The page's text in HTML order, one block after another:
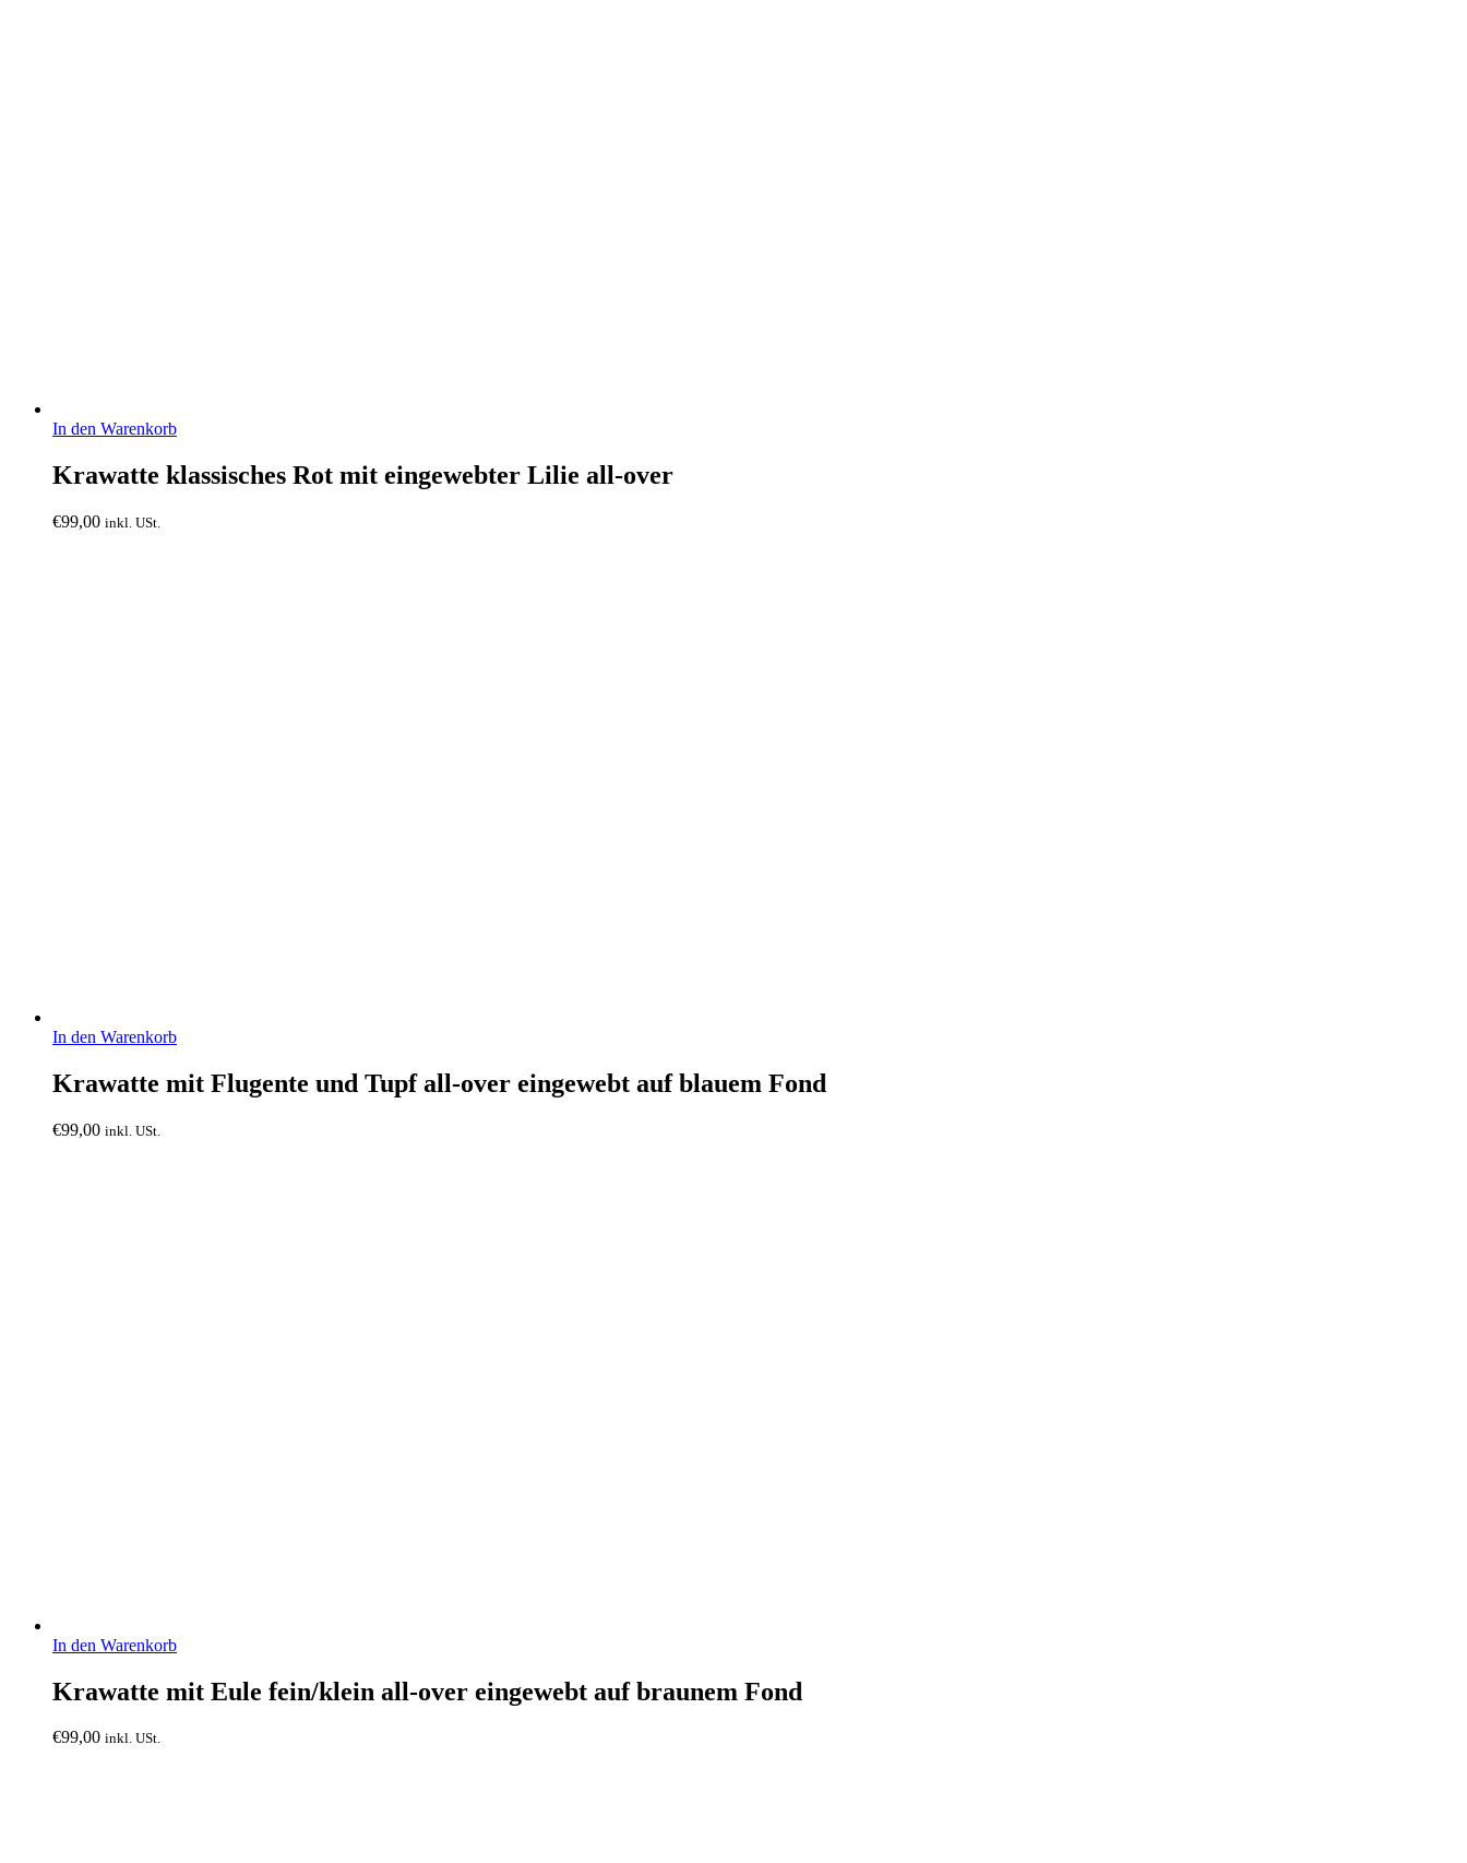
In den Warenkorb
Krawatte klassisches Rot mit eingewebter Lilie all-over
€99,00 inkl. USt.
In den Warenkorb
Krawatte mit Flugente und Tupf all-over eingewebt auf blauem Fond
€99,00 inkl. USt.
In den Warenkorb
Krawatte mit Eule fein/klein all-over eingewebt auf braunem Fond
€99,00 inkl. USt.